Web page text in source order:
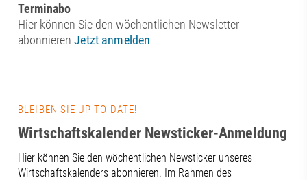
Terminabo
Hier können Sie den wöchentlichen Newsletter
abonnierenJetzt anmelden
BLEIBEN SIE UP TO DATE!
Wirtschaftskalender Newsticker-Anmeldung
Hier können Sie den wöchentlichen Newsticker unseres
Wirtschaftskalenders abonnieren. Im Rahmen des